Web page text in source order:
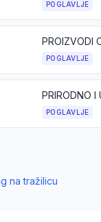
POGLAVLJE
POGLAVLJE
PRIRODNO I
POGLAVLJE
na tražilicu